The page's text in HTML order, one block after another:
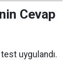
Cevap
uygulandı.